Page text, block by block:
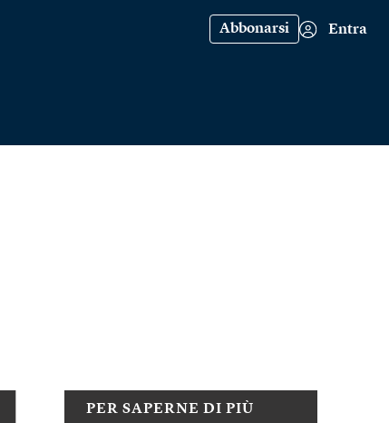
Abbonarsi Entra
PER SAPERNE DI PIÙ